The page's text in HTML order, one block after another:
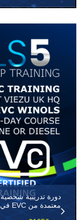
معتمدة من EVC في نظام WinOLS